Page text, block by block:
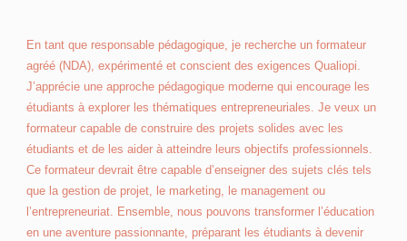
En tant que responsable pédagogique, je recherche un formateur
agréé (NDA), expérimenté et conscient des exigences Qualiopi.
J’apprécie une approche pédagogique moderne qui encourage les
étudiants à explorer les thématiques entrepreneuriales. Je veux un
formateur capable de construire des projets solides avec les
étudiants et de les aider à atteindre leurs objectifs professionnels.
Ce formateur devrait être capable d’enseigner des sujets clés tels
que la gestion de projet, le marketing, le management ou
l’entrepreneuriat. Ensemble, nous pouvons transformer l’éducation
en une aventure passionnante, préparant les étudiants à devenir